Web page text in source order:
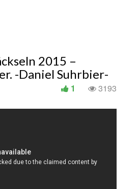
2015 –
-Daniel Suhrbier-
3193
1